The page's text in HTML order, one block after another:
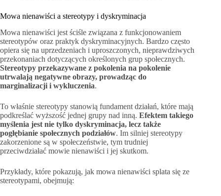
Mowa nienawiści a stereotypy i dyskryminacja
Mowa nienawiści jest ściśle związana z funkcjonowaniem
stereotypów oraz praktyk dyskryminacyjnych. Bardzo często
opiera się na uprzedzeniach i uproszczonych, nieprawdziwych
przekonaniach dotyczących określonych grup społecznych.
Stereotypy przekazywane z pokolenia na pokolenie
utrwalają negatywne obrazy, prowadząc do
marginalizacji i wykluczenia.
To właśnie stereotypy stanowią fundament działań, które mają
podkreślać wyższość jednej grupy nad inną. Efektem takiego
myślenia jest nie tylko dyskryminacja, lecz także
pogłębianie społecznych podziałów. Im silniej stereotypy
zakorzenione są w społeczeństwie, tym trudniej
przeciwdziałać mowie nienawiści i jej skutkom.
Przykłady, które pokazują, jak mowa nienawiści splata się ze
stereotypami, obejmują: